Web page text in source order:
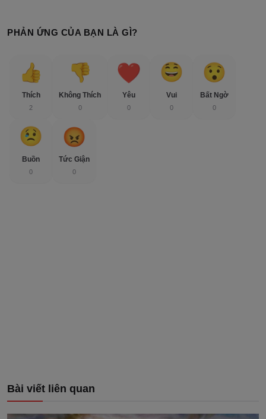
PHẢN ỨNG CỦA BẠN LÀ GÌ?
Thích
2
Không Thích
0
Yêu
0
Vui
0
Bất Ngờ
0
Buồn
0
Tức Giận
0
Bài viết liên quan